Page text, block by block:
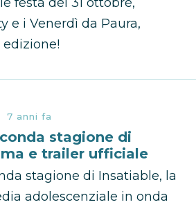
e i Venerdì da Paura,
7 anni fa
stagione di
e trailer ufficiale
stagione di Insatiable, la
adolescenziale in onda